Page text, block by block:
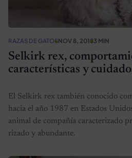
RAZAS DE GATOSNOV 8, 20183 MIN
Selkirk rex,
características y
El Selkirk rex también conocido
hacia el año 1987 en Estados
animal de compañía caracterizado
rizado y abundante.